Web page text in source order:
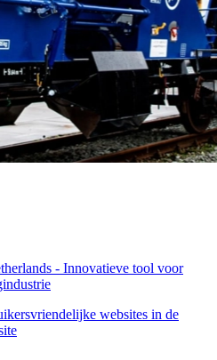
- Innovatieve tool voor
websites in de